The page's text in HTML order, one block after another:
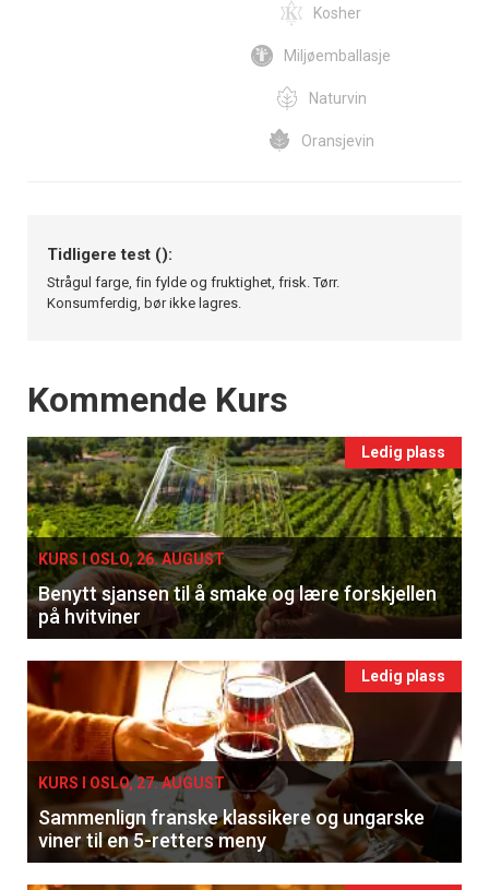
Kosher
Miljøemballasje
Naturvin
Oransjevin
Tidligere test ():
Strågul farge, fin fylde og fruktighet, frisk. Tørr.
Konsumferdig, bør ikke lagres.
Events
Kommende Kurs
Ledig plass
KURS I OSLO, 26. AUGUST
Benytt sjansen til å smake og lære forskjellen
på hvitviner
Ledig plass
KURS I OSLO, 27. AUGUST
Sammenlign franske klassikere og ungarske
viner til en 5-retters meny